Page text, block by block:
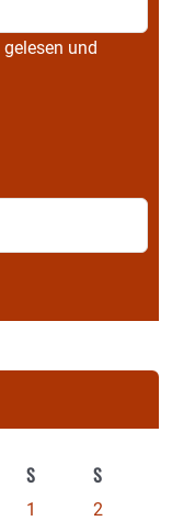
gelesen und
S S
1
2